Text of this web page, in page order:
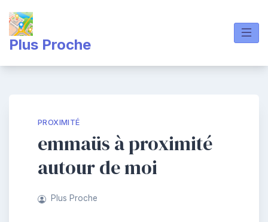
content
Plus Proche
PROXIMITÉ
emmaüs à proximité
autour de moi
Plus Proche